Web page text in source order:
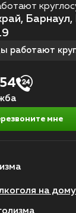
на дому
работают
мне